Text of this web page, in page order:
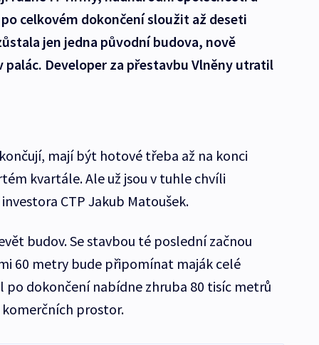
celkovém dokončení sloužit až deseti
jen jedna původní budova, nově
Developer za přestavbu Vlněny utratil
mají být hotové třeba až na konci
kvartále. Ale už jsou v tuhle chvíli
CTP Jakub Matoušek.
budov. Se stavbou té poslední začnou
60 metry bude připomínat maják celé
po dokončení nabídne zhruba 80 tisíc metrů
prostor.